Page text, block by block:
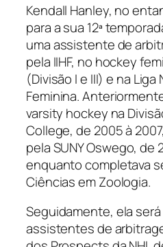
Kendall Hanley, no
para a sua 12ª
uma assistente de
pela IIHF, no hockey
(Divisão I e III) e na
Feminina.
varsity hockey na
College, de 2005 à
pela SUNY Oswego, de
enquanto completava
Ciências em Zoologia.
Seguidamente, ela
assistentes de